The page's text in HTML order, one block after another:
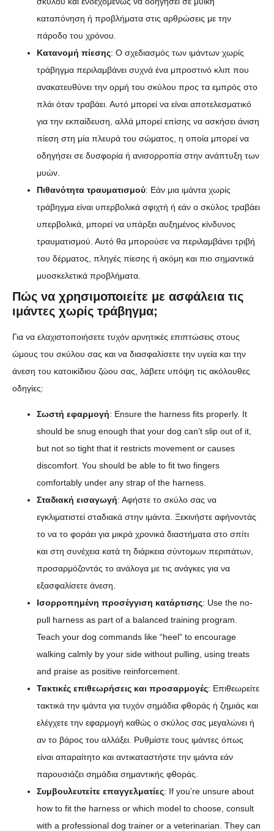
καταπόνηση ή προβλήματα στις αρθρώσεις με την
πάροδο του χρόνου.
Κατανομή πίεσης: Ο σχεδιασμός των ιμάντων χωρίς
τράβηγμα περιλαμβάνει συχνά ένα μπροστινό κλιπ που
ανακατευθύνει την ορμή του σκύλου προς τα εμπρός στο
πλάι όταν τραβάει. Αυτό μπορεί να είναι αποτελεσματικό
για την εκπαίδευση, αλλά μπορεί επίσης να ασκήσει άνιση
πίεση στη μία πλευρά του σώματος, η οποία μπορεί να
οδηγήσει σε δυσφορία ή ανισορροπία στην ανάπτυξη των
μυών.
Πιθανότητα τραυματισμού: Εάν μια ιμάντα χωρίς
τράβηγμα είναι υπερβολικά σφιχτή ή εάν ο σκύλος τραβάει
υπερβολικά, μπορεί να υπάρξει αυξημένος κίνδυνος
τραυματισμού. Αυτό θα μπορούσε να περιλαμβάνει τριβή
του δέρματος, πληγές πίεσης ή ακόμη και πιο σημαντικά
μυοσκελετικά προβλήματα.
Πώς να χρησιμοποιείτε με ασφάλεια τις
ιμάντες χωρίς τράβηγμα;
Για να ελαχιστοποιήσετε τυχόν αρνητικές επιπτώσεις στους
ώμους του σκύλου σας και να διασφαλίσετε την υγεία και την
άνεση του κατοικίδιου ζώου σας, λάβετε υπόψη τις ακόλουθες
οδηγίες:
Σωστή εφαρμογή: Ensure the harness fits properly. It
should be snug enough that your dog can’t slip out of it,
but not so tight that it restricts movement or causes
discomfort. You should be able to fit two fingers
comfortably under any strap of the harness.
Σταδιακή εισαγωγή: Αφήστε το σκύλο σας να
εγκλιματιστεί σταδιακά στην ιμάντα. Ξεκινήστε αφήνοντάς
το να το φοράει για μικρά χρονικά διαστήματα στο σπίτι
και στη συνέχεια κατά τη διάρκεια σύντομων περιπάτων,
προσαρμόζοντάς το ανάλογα με τις ανάγκες για να
εξασφαλίσετε άνεση.
Ισορροπημένη προσέγγιση κατάρτισης: Use the no-
pull harness as part of a balanced training program.
Teach your dog commands like “heel” to encourage
walking calmly by your side without pulling, using treats
and praise as positive reinforcement.
Τακτικές επιθεωρήσεις και προσαρμογές: Επιθεωρείτε
τακτικά την ιμάντα για τυχόν σημάδια φθοράς ή ζημιάς και
ελέγχετε την εφαρμογή καθώς ο σκύλος σας μεγαλώνει ή
αν το βάρος του αλλάξει. Ρυθμίστε τους ιμάντες όπως
είναι απαραίτητο και αντικαταστήστε την ιμάντα εάν
παρουσιάζει σημάδια σημαντικής φθοράς.
Συμβουλευτείτε επαγγελματίες: If you’re unsure about
how to fit the harness or which model to choose, consult
with a professional dog trainer or a veterinarian. They can